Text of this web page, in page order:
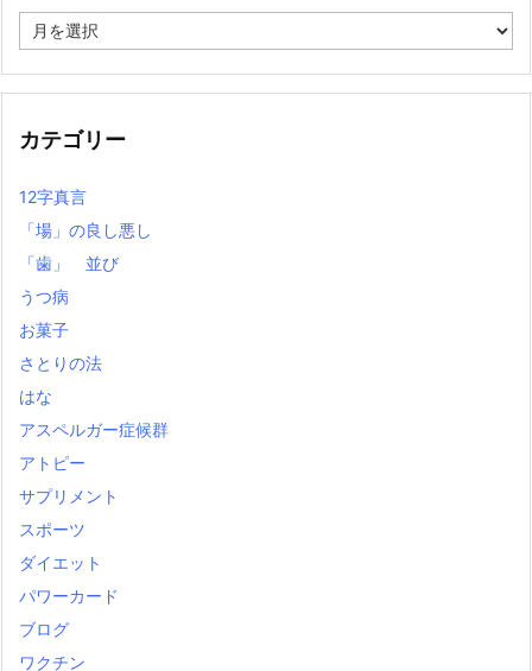
去
記
カテゴリー
12字真言
「場」の良し悪し
「歯」 並び
うつ病
お菓子
さとりの法
はな
アスペルガー症候群
アトピー
サプリメント
スポーツ
ダイエット
パワーカード
ブログ
ワクチン